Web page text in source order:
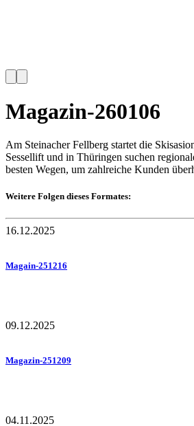
Magazin-260106
Am Steinacher Fellberg startet die
Sessellift und in Thüringen suchen
besten Wegen, um zahlreiche Kunden
Weitere Folgen dieses Formates:
16.12.2025
Magain-251216
09.12.2025
Magazin-251209
04.11.2025